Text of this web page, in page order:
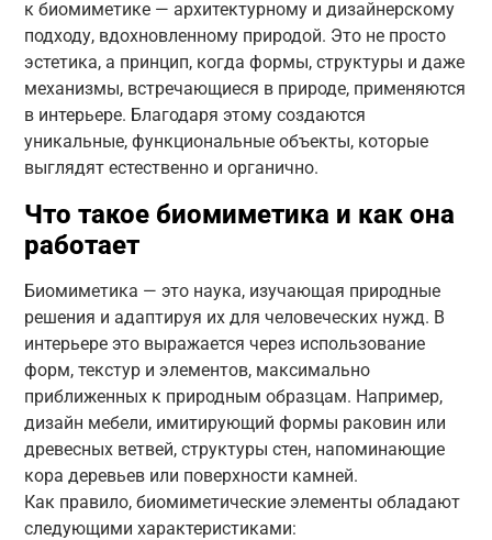
к биомиметике — архитектурному и дизайнерскому
подходу, вдохновленному природой. Это не просто
эстетика, а принцип, когда формы, структуры и даже
механизмы, встречающиеся в природе, применяются
в интерьере. Благодаря этому создаются
уникальные, функциональные объекты, которые
выглядят естественно и органично.
Что такое биомиметика и как она
работает
Биомиметика — это наука, изучающая природные
решения и адаптируя их для человеческих нужд. В
интерьере это выражается через использование
форм, текстур и элементов, максимально
приближенных к природным образцам. Например,
дизайн мебели, имитирующий формы раковин или
древесных ветвей, структуры стен, напоминающие
кора деревьев или поверхности камней.
Как правило, биомиметические элементы обладают
следующими характеристиками: